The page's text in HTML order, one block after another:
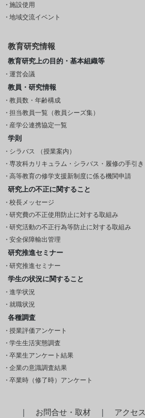
施設使用
地域交流イベント
教育研究情報
教育研究上の目的・基本組織等
運営会議
教員・研究情報
教員数・年齢構成
担当教員一覧（教員シーズ集）
産学公連携協定一覧
学則
シラバス （授業案内）
専攻科カリキュラム・シラバス・履修の手引き
高等教育の修学支援新制度に係る機関申請
研究上の不正に関すること
校長メッセージ
研究費の不正使用防止に対する取組み
研究活動の不正行為等防止に対する取組み
安全保障輸出管理
研究推進セミナー
研究推進セミナー
学生の状況に関すること
進学状況
就職状況
各種調査
授業評価アンケート
学生生活実態調査
卒業生アンケート結果
企業の意識調査結果
卒業時（修了時）アンケート
｜ お問合せ・取材 ｜ アクセス